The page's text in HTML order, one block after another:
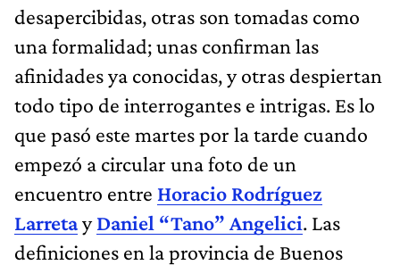
desapercibidas, otras son tomadas como
una formalidad; unas confirman las
afinidades ya conocidas, y otras despiertan
todo tipo de interrogantes e intrigas. Es lo
que pasó este martes por la tarde cuando
empezó a circular una foto de un
encuentro entre Horacio Rodríguez
Larretay Daniel “Tano” Angelici. Las
definiciones en la provincia de Buenos